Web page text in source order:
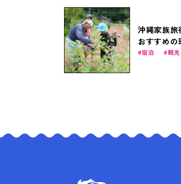
沖縄家族旅
おすすめの
ラン＆お得
宿泊 観